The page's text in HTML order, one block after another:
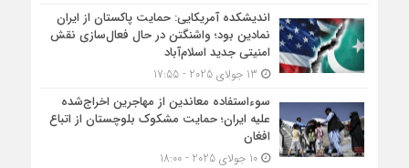
اندیشکده آمریکایی: حمایت پاکستان از ایران
نمادین بود؛ واشنگتن در حال فعال‌سازی نقش
امنیتی جدید اسلام‌آباد
سوءاستفاده معاندین از مهاجرین اخراج‌شده
علیه ایران؛ حمایت مشکوک بلوچستان از اتباع
افغان
10 جولای 2025 - 18:00